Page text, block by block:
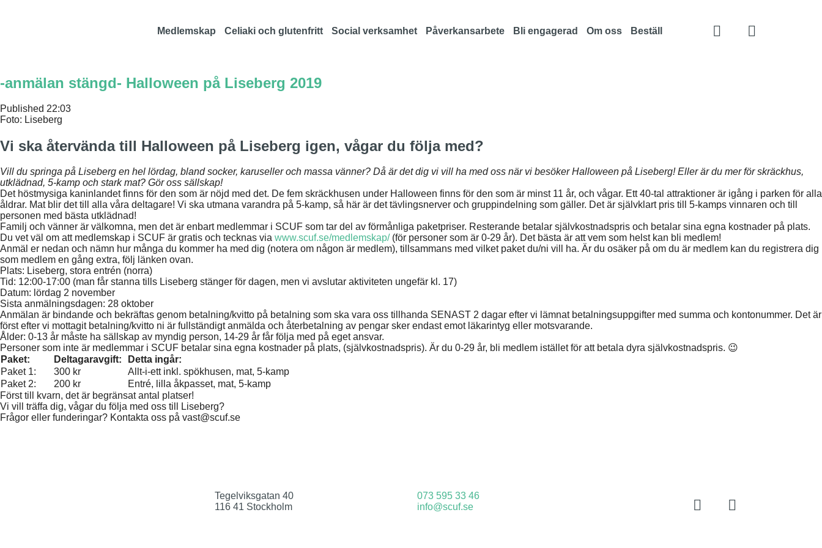
Medlemskap Celiaki och glutenfritt Social verksamhet Påverkansarbete Bli engagerad Om oss Beställ
-anmälan stängd- Halloween på Liseberg 2019
Published 22:03
Foto: Liseberg
Vi ska återvända till Halloween på Liseberg igen, vågar du följa med?
Vill du springa på Liseberg en hel lördag, bland socker, karuseller och massa vänner? Då är det dig vi vill ha med oss när vi besöker Halloween på Liseberg! Eller är du mer för skräckhus,
utklädnad, 5-kamp och stark mat? Gör oss sällskap!
Det höstmysiga kaninlandet finns för den som är nöjd med det. De fem skräckhusen under Halloween finns för den som är minst 11 år, och vågar. Ett 40-tal attraktioner är igång i parken för alla
åldrar. Mat blir det till alla våra deltagare! Vi ska utmana varandra på 5-kamp, så här är det tävlingsnerver och gruppindelning som gäller. Det är självklart pris till 5-kamps vinnaren och till
personen med bästa utklädnad!
Familj och vänner är välkomna, men det är enbart medlemmar i SCUF som tar del av förmånliga paketpriser. Resterande betalar självkostnadspris och betalar sina egna kostnader på plats.
Du vet väl om att medlemskap i SCUF är gratis och tecknas via www.scuf.se/medlemskap/(för personer som är 0-29 år). Det bästa är att vem som helst kan bli medlem!
Anmäl er nedan och nämn hur många du kommer ha med dig (notera om någon är medlem), tillsammans med vilket paket du/ni vill ha. Är du osäker på om du är medlem kan du registrera dig
som medlem en gång extra, följ länken ovan.
Plats: Liseberg, stora entrén (norra)
Tid: 12:00-17:00 (man får stanna tills Liseberg stänger för dagen, men vi avslutar aktiviteten ungefär kl. 17)
Datum: lördag 2 november
Sista anmälningsdagen: 28 oktober
Anmälan är bindande och bekräftas genom betalning/kvitto på betalning som ska vara oss tillhanda SENAST 2 dagar efter vi lämnat betalningsuppgifter med summa och kontonummer. Det är
först efter vi mottagit betalning/kvitto ni är fullständigt anmälda och återbetalning av pengar sker endast emot läkarintyg eller motsvarande.
Ålder: 0-13 år måste ha sällskap av myndig person, 14-29 år får följa med på eget ansvar.
Personer som inte är medlemmar i SCUF betalar sina egna kostnader på plats, (självkostnadspris). Är du 0-29 år, bli medlem istället för att betala dyra självkostnadspris. 😉
Paket:
Deltagaravgift:
Detta ingår:
Paket 1:
300 kr
Allt-i-ett inkl. spökhusen, mat, 5-kamp
Paket 2:
200 kr
Entré, lilla åkpasset, mat, 5-kamp
Först till kvarn, det är begränsat antal platser!
Vi vill träffa dig, vågar du följa med oss till Liseberg?
Frågor eller funderingar? Kontakta oss på vast@scuf.se
Tegelviksgatan 40
116 41 Stockholm
073 595 33 46
info@scuf.se